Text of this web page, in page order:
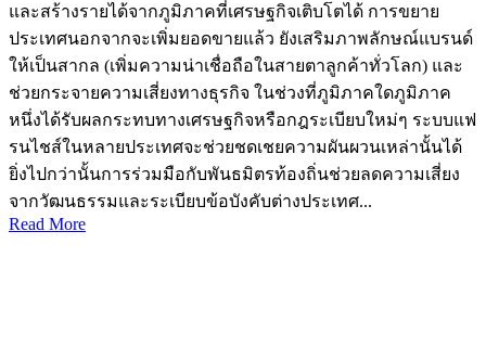
และสร้างรายได้จากภูมิภาคที่เศรษฐกิจเติบโตได้ การขยาย
ประเทศนอกจากจะเพิ่มยอดขายแล้ว ยังเสริมภาพลักษณ์แบรนด์
ให้เป็นสากล (เพิ่มความน่าเชื่อถือในสายตาลูกค้าทั่วโลก) และ
ช่วยกระจายความเสี่ยงทางธุรกิจ ในช่วงที่ภูมิภาคใดภูมิภาค
หนึ่งได้รับผลกระทบทางเศรษฐกิจหรือกฎระเบียบใหม่ๆ ระบบแฟ
รนไชส์ในหลายประเทศจะช่วยชดเชยความผันผวนเหล่านั้นได้
ยิ่งไปกว่านั้นการร่วมมือกับพันธมิตรท้องถิ่นช่วยลดความเสี่ยง
จากวัฒนธรรมและระเบียบข้อบังคับต่างประเทศ...
Read More